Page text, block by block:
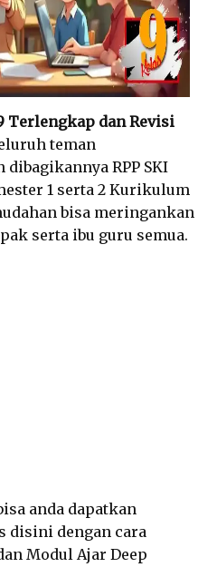
Terlengkap dan Revisi
teman
dibagikannya RPP SKI
1 serta 2 Kurikulum
bisa meringankan
serta ibu guru semua.
anda dapatkan
disini dengan cara
Modul Ajar Deep